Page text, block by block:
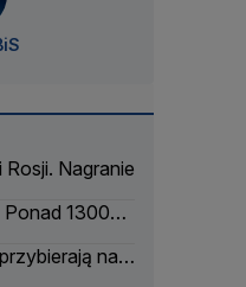
Nagranie
1300
na